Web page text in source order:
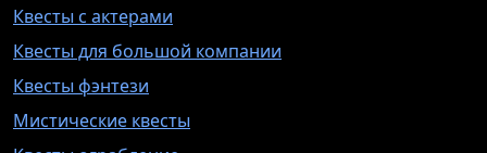
Квесты с актерами
Квесты для большой компании
Квесты фэнтези
Мистические квесты